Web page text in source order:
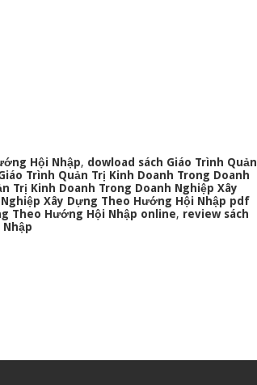
Hội Nhập, dowload sách Giáo Trình Quản
Trình Quản Trị Kinh Doanh Trong Doanh
Trị Kinh Doanh Trong Doanh Nghiệp Xây
Xây Dựng Theo Hướng Hội Nhập pdf
Theo Hướng Hội Nhập online, review sách